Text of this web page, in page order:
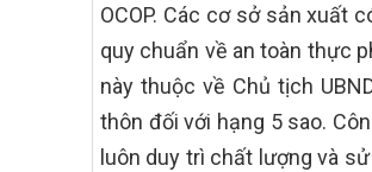
OCOP. Các cơ sở sản xuất
quy chuẩn về an toàn thực
này thuộc về Chủ tịch
thôn đối với hạng 5 sao.
luôn duy trì chất lượng và